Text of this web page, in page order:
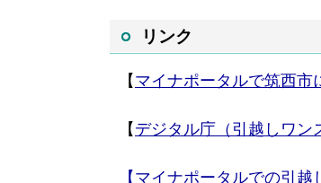
リンク
【マイナポータルで筑西市
【デジタル庁（引越しワン
【マイナポータルでの引越